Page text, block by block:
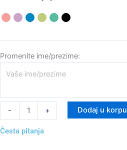
Promenite ime/prezime:
-
količina
+ Dodaj u korpu
Česta pitanja